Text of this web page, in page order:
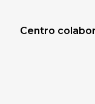
Centro